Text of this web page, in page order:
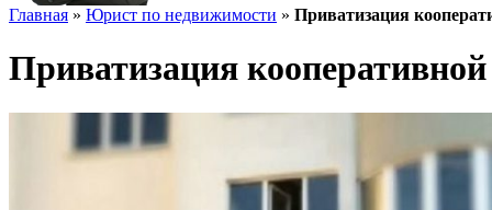
Главная » Юрист по недвижимости » Приватизация
Приватизация